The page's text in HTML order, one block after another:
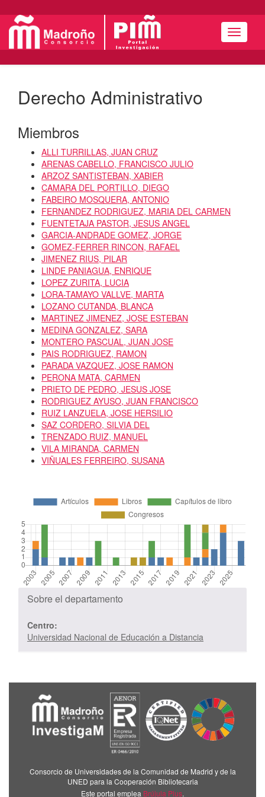
Menú
Derecho Administrativo
Miembros
ALLI TURRILLAS, JUAN CRUZ
ARENAS CABELLO, FRANCISCO JULIO
ARZOZ SANTISTEBAN, XABIER
CAMARA DEL PORTILLO, DIEGO
FABEIRO MOSQUERA, ANTONIO
FERNANDEZ RODRIGUEZ, MARIA DEL CARMEN
FUENTETAJA PASTOR, JESUS ANGEL
GARCIA-ANDRADE GOMEZ, JORGE
GOMEZ-FERRER RINCON, RAFAEL
JIMENEZ RIUS, PILAR
LINDE PANIAGUA, ENRIQUE
LOPEZ ZURITA, LUCIA
LORA-TAMAYO VALLVE, MARTA
LOZANO CUTANDA, BLANCA
MARTINEZ JIMENEZ, JOSE ESTEBAN
MEDINA GONZALEZ, SARA
MONTERO PASCUAL, JUAN JOSE
PAIS RODRIGUEZ, RAMON
PARADA VAZQUEZ, JOSE RAMON
PERONA MATA, CARMEN
PRIETO DE PEDRO, JESUS JOSE
RODRIGUEZ AYUSO, JUAN FRANCISCO
RUIZ LANZUELA, JOSE HERSILIO
SAZ CORDERO, SILVIA DEL
TRENZADO RUIZ, MANUEL
VILA MIRANDA, CARMEN
VIÑUALES FERREIRO, SUSANA
Sobre el departamento
Centro:
Universidad Nacional de Educación a Distancia
Consorcio de Universidades de la Comunidad de Madrid y de la
UNED para la Cooperación Bibliotecaria
Este portal emplea Brújula Plus.